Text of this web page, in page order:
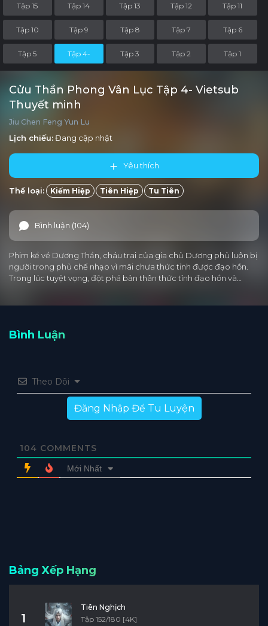
Tập 15 Tập 14 Tập 13 Tập 12 Tập 11
Tập 10 Tập 9 Tập 8 Tập 7 Tập 6
Tập 5 Tập 4- Tập 3 Tập 2 Tập 1
Cửu Thần Phong Vân Lục Tập 4- Vietsub
Thuyết minh
Jiu Chen Feng Yun Lu
Lịch chiếu:Đang cập nhật
Yêu thích
Thể loại: Kiếm Hiệp Tiên Hiệp Tu Tiên
Bình luận (104)
Phim kể về Dương Thần, cháu trai của gia chủ Dương phủ luôn bị
người trong phủ chế nhạo vì mãi chưa thức tỉnh được đạo hồn.
Trong lúc tuyệt vọng, đột phá bản thân thức tỉnh đạo hồn và…
Bình Luận
Theo Dõi
Đăng Nhập Để Tu Luyện
104 COMMENTS
Mới Nhất
Bảng Xếp Hạng
1
Tiên Nghịch
Tập 152/180 [4K]